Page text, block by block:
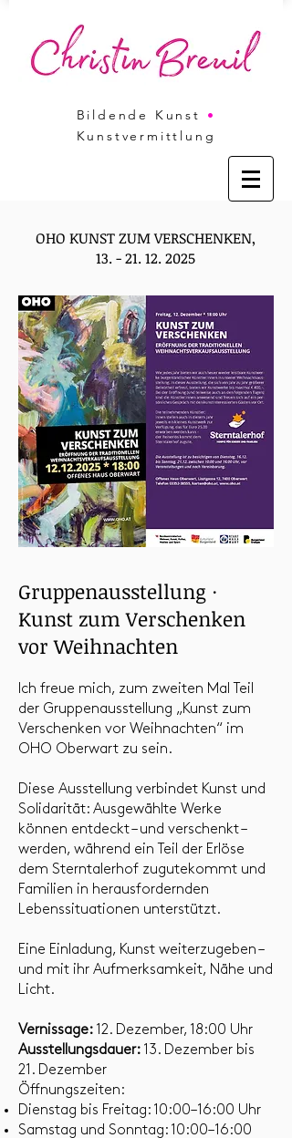
Bildende Kunst •
Kunstvermittlung
OHO KUNST ZUM VERSCHENKEN,
13. - 21. 12. 2025
Gruppenausstellung ·
Kunst zum Verschenken
vor Weihnachten
Ich freue mich, zum zweiten Mal Teil
der Gruppenausstellung „Kunst zum
Verschenken vor Weihnachten“ im
OHO Oberwart zu sein.
Diese Ausstellung verbindet Kunst und
Solidarität: Ausgewählte Werke
können entdeckt – und verschenkt –
werden, während ein Teil der Erlöse
dem Sterntalerhof zugutekommt und
Familien in herausfordernden
Lebenssituationen unterstützt.
Eine Einladung, Kunst weiterzugeben –
und mit ihr Aufmerksamkeit, Nähe und
Licht.
Vernissage: 12. Dezember, 18:00 Uhr
Ausstellungsdauer: 13. Dezember bis
21. Dezember
Öffnungszeiten:
Dienstag bis Freitag: 10:00–16:00 Uhr
Samstag und Sonntag: 10:00–16:00